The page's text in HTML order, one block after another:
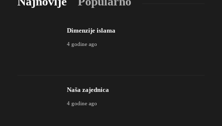
Dimenzije islama
4 godine ago
Naša zajednica
4 godine ago